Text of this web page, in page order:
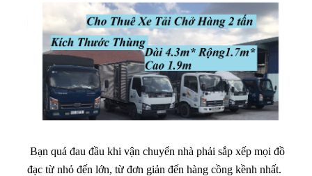
Bạn quá đau đầu khi vận chuyển nhà phải sắp xếp mọi đồ
đạc từ nhỏ đến lớn, từ đơn giản đến hàng cồng kềnh nhất.